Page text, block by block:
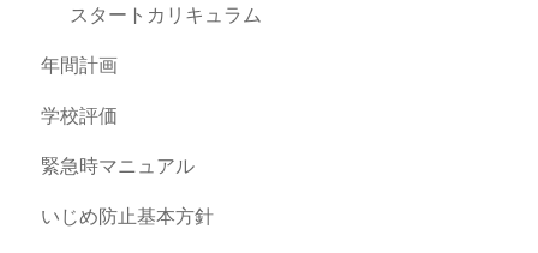
スタートカリキュラム
年間計画
学校評価
緊急時マニュアル
いじめ防止基本方針